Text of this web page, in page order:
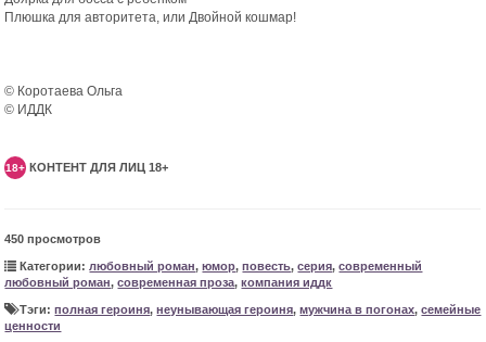
Плюшка для авторитета, или Двойной кошмар!
© Коротаева Ольга
© ИДДК
18+ КОНТЕНТ ДЛЯ ЛИЦ 18+
450 просмотров
Категории: любовный роман,юмор,повесть,серия,современный
любовный роман,современная проза,компания иддк
Тэги:полная героиня,неунывающая героиня,мужчина в погонах,семейные
ценности